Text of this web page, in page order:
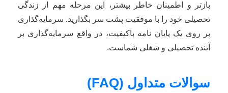
بازتر و اطمینان خاطر بیشتر، این مرحله مهم از زندگی
تحصیلی خود را با موفقیت پشت سر بگذارید. سرمایه‌گذاری
بر روی یک پایان نامه باکیفیت، در واقع سرمایه‌گذاری بر
آینده تحصیلی و شغلی شماست.
سوالات متداول (FAQ)